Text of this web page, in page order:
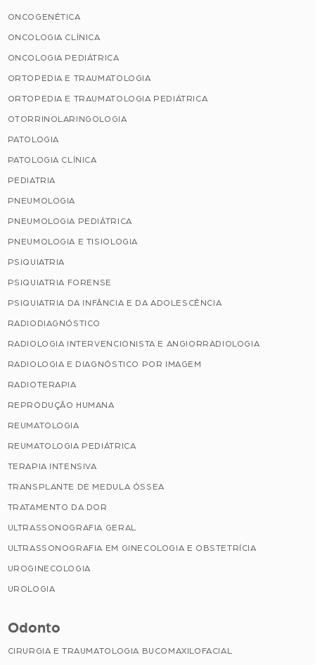
ONCOGENÉTICA
ONCOLOGIA CLÍNICA
ONCOLOGIA PEDIÁTRICA
ORTOPEDIA E TRAUMATOLOGIA
ORTOPEDIA E TRAUMATOLOGIA PEDIÁTRICA
OTORRINOLARINGOLOGIA
PATOLOGIA
PATOLOGIA CLÍNICA
PEDIATRIA
PNEUMOLOGIA
PNEUMOLOGIA PEDIÁTRICA
PNEUMOLOGIA E TISIOLOGIA
PSIQUIATRIA
PSIQUIATRIA FORENSE
PSIQUIATRIA DA INFÂNCIA E DA ADOLESCÊNCIA
RADIODIAGNÓSTICO
RADIOLOGIA INTERVENCIONISTA E ANGIORRADIOLOGIA
RADIOLOGIA E DIAGNÓSTICO POR IMAGEM
RADIOTERAPIA
REPRODUÇÃO HUMANA
REUMATOLOGIA
REUMATOLOGIA PEDIÁTRICA
TERAPIA INTENSIVA
TRANSPLANTE DE MEDULA ÓSSEA
TRATAMENTO DA DOR
ULTRASSONOGRAFIA GERAL
ULTRASSONOGRAFIA EM GINECOLOGIA E OBSTETRÍCIA
UROGINECOLOGIA
UROLOGIA
Odonto
CIRURGIA E TRAUMATOLOGIA BUCOMAXILOFACIAL